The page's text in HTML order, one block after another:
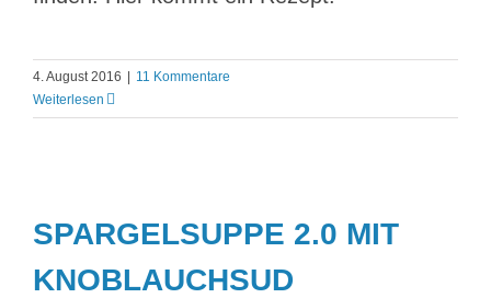
4. August 2016 | 11 Kommentare
Weiterlesen
SPARGELSUPPE 2.0 MIT
KNOBLAUCHSUD